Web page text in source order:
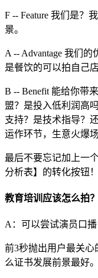
F -- Feature 我们是？
景。
A -- Advantage 我们
是餐饮的可以拍自己
B -- Benefit 能给你带
盟？是投入低利润高
支持？是技术指导？
运作环节，生意火爆场
最后不要忘记加上一
分析表】的转化按钮！
教育培训应该怎么拍？
A：可以尝试演员口
前3秒抛出用户最关
么证书发展前景最好。